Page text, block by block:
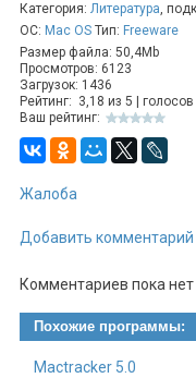
Категория: Литература,
ОС: Mac OS Тип: Freeware
Размер файла: 50,4Mb
Просмотров: 6123
Загрузок: 1436
Рейтинг: 3,18 из 5 | голосов
Ваш рейтинг:
Жалоба
Добавить комментарий
Комментариев пока нет
Похожие программы:
Mactracker 5.0